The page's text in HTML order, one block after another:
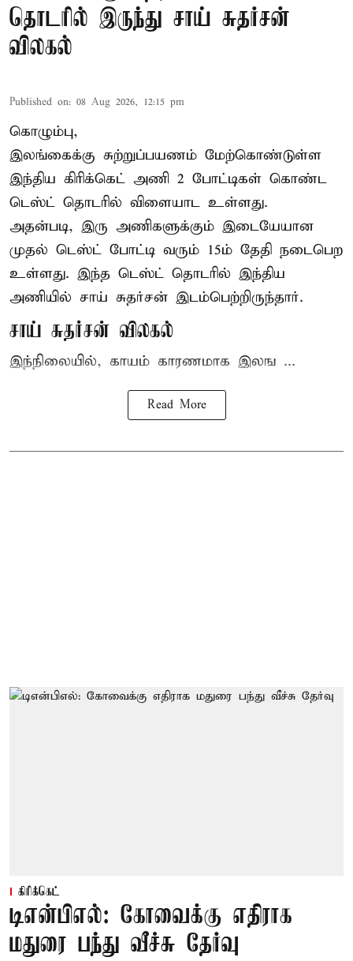
தொடரில் இருந்து சாய் சுதர்சன்
விலகல்
Published on: 08 Aug 2026, 12:15 pm
கொழும்பு,
இலங்கைக்கு சுற்றுப்பயணம் மேற்கொண்டுள்ள
இந்திய கிரிக்கெட் அணி 2 போட்டிகள் கொண்ட
டெஸ்ட் தொடரில் விளையாட உள்ளது.
அதன்படி, இரு அணிகளுக்கும் இடையேயான
முதல் டெஸ்ட் போட்டி வரும் 15ம் தேதி நடைபெற
உள்ளது. இந்த டெஸ்ட் தொடரில் இந்திய
அணியில் சாய் சுதர்சன் இடம்பெற்றிருந்தார்.
சாய் சுதர்சன் விலகல்
இந்நிலையில், காயம் காரணமாக இலங ...
Read More
கிரிக்கெட்
டிஎன்பிஎல்: கோவைக்கு எதிராக
மதுரை பந்து வீச்சு தேர்வு